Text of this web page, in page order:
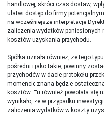
handlowej, skróci czas dostaw,
ułatwi dostęp do firmy
na wcześniejsze interpretacje
zaliczenia wydatków poniesionych
kosztów uzyskania przychodu.
Spółka uznała również, że tego
pośredni i jako takie, powinny
przychodów w dacie protokołu
momencie znana będzie
kosztów. Tu również powołała się
wynikało, że w przypadku
zaliczenia wydatków w koszty